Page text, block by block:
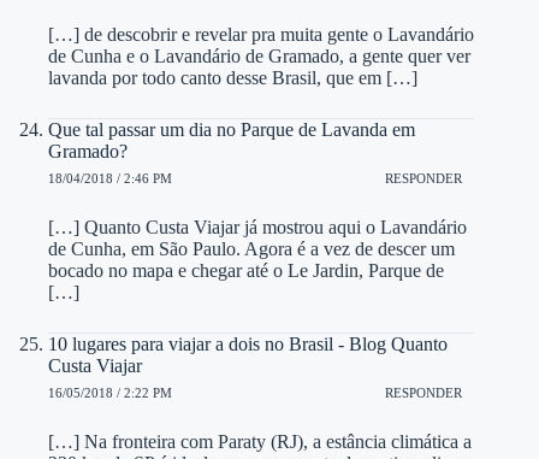
[…] de descobrir e revelar pra muita gente o Lavandário
de Cunha e o Lavandário de Gramado, a gente quer ver
lavanda por todo canto desse Brasil, que em […]
Que tal passar um dia no Parque de Lavanda em
Gramado?
18/04/2018 / 2:46 PM RESPONDER
[…] Quanto Custa Viajar já mostrou aqui o Lavandário
de Cunha, em São Paulo. Agora é a vez de descer um
bocado no mapa e chegar até o Le Jardin, Parque de
[…]
10 lugares para viajar a dois no Brasil - Blog Quanto
Custa Viajar
16/05/2018 / 2:22 PM RESPONDER
[…] Na fronteira com Paraty (RJ), a estância climática a